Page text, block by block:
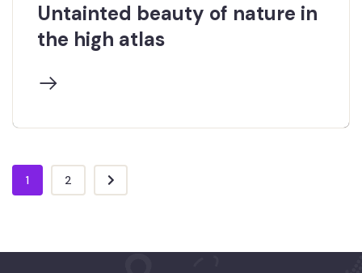
Untainted beauty of nature in
the high atlas
1 2